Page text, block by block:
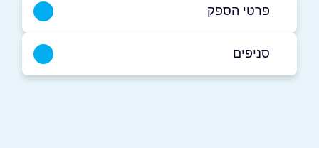
פרטי הספק
סניפים